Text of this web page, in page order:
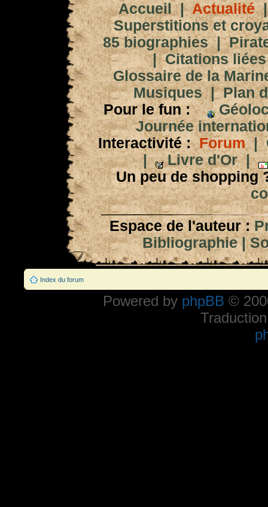
Accueil|Actualité
Superstitions et
85 biographies|
|Citations
Glossaire de la
Musiques|Plan
Pour le fun :
Journée
Interactivité : Forum|
|
Livre d'Or|
Un peu de shopping
Espace de l'auteur :
Bibliographie|
Index du forum
Powered by phpBB ©